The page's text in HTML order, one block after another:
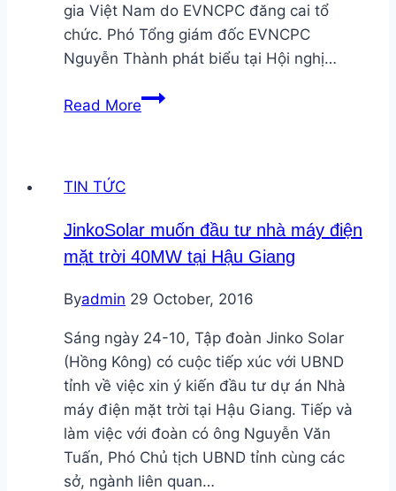
gia Việt Nam do EVNCPC đăng cai tổ
chức. Phó Tổng giám đốc EVNCPC
Nguyễn Thành phát biểu tại Hội nghị…
Read MoreKhởi
tiêu
chuẩn
nối
hệ
thống
điện
mặt
trời
lắp
mái
TIN TỨC
JinkoSolar muốn đầu tư nhà máy điện
mặt trời 40MW tại Hậu Giang
Byadmin 29 October, 2016
Sáng ngày 24-10, Tập đoàn Jinko Solar
(Hồng Kông) có cuộc tiếp xúc với UBND
tỉnh về việc xin ý kiến đầu tư dự án Nhà
máy điện mặt trời tại Hậu Giang. Tiếp và
làm việc với đoàn có ông Nguyễn Văn
Tuấn, Phó Chủ tịch UBND tỉnh cùng các
sở, ngành liên quan…